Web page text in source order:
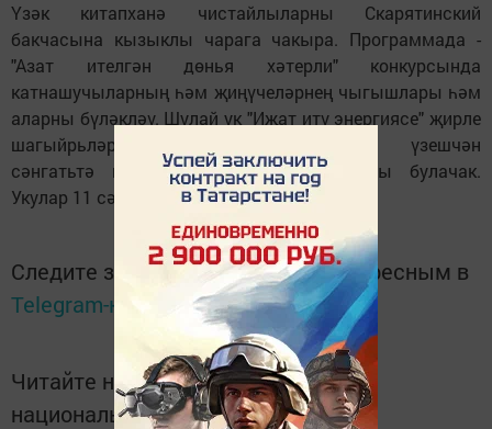
Үзәк китапханә чистайлыларны Скарятинский
бакчасына кызыклы чарага чакыра. Программада -
"Азат ителгән дөнья хәтерли" конкурсында
катнашучыларның һәм җиңүчеләрнең чыгышлары һәм
аларны бүләкләү. Шулай ук "Иҗат итү энергиясе" җирле
шагыйрьләрнең әсәрләр күргәзмәсе, үзешчән
сәнгатьтә катнашучыларның чыгышлары булачак.
Укулар 11 сәгатьтә башлана.
Следите за самым важным и интересным в
Telegram-канале
Татмедиа
Читайте новости Татарстана в
национальном мессенджере MАХ: